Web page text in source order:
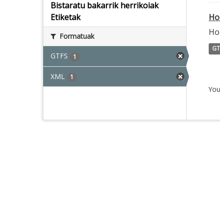
Bistaratu bakarrik herrikoiak
Etiketak
Formatuak
GTFS 1
XML 1